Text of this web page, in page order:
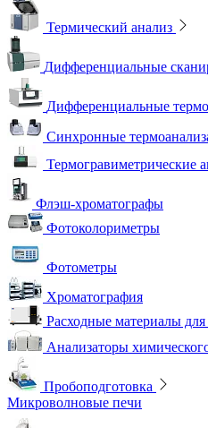
Термический анализ
Дифференциальные
Дифференциальные
Синхронные
Термогравиметрические
Флэш-хроматографы
Фотоколориметры
Фотометры
Хроматография
Расходные материалы
Анализаторы
Пробоподготовка
Микроволновые печи